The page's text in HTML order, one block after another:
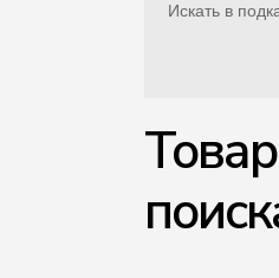
Искать в